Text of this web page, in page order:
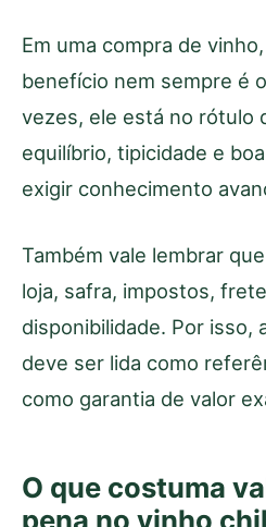
Em uma compra de
benefício nem sempre é
vezes, ele está no rótulo
equilíbrio, tipicidade e
exigir conhecimento
Também vale lembrar
loja, safra, impostos,
disponibilidade. Por isso,
deve ser lida como
como garantia de valor
O que costuma
pena no vinho